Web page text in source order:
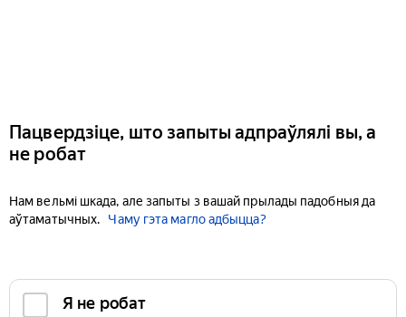
Пацвердзіце, што запыты адпраўлялі вы, а
не робат
Нам вельмі шкада, але запыты з вашай прылады падобныя да
аўтаматычных.
Чаму гэта магло адбыцца?
Я не робат